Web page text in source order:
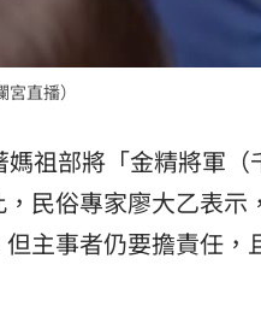
直播）
祖部將「金精將軍（
民俗專家廖大乙表示
主事者仍要擔責任，